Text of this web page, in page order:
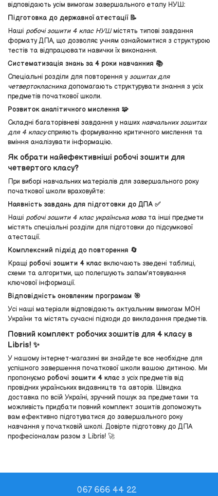
відповідають усім вимогам завершального етапу НУШ:
Підготовка до державної атестації 📝
Наші робочі зошити 4 клас НУШмістять типові завдання
формату ДПА, що дозволяє учням ознайомитися з структурою
тестів та відпрацювати навички їх виконання.
Систематизація знань за 4 роки навчанния 📚
Спеціальні розділи для повторення у зошитах для
четвертокласникадопомагають структурувати знання з усіх
предметів початкової школи.
Розвиток аналітичного мислення 🧩
Складні багаторівневі завдання у наших навчальних зошитах
для 4 класусприяють формуванню критичного мислення та
вміння аналізувати інформацію.
Як обрати найефективніші робочі зошити для
четвертого класу?
При виборі навчальних матеріалів для завершального року
початкової школи враховуйте:
Наявність завдань для підготовки до ДПА ✅
Наші робочі зошити 4 клас українська мовата інші предмети
містять спеціальні розділи для підготовки до підсумкової
атестації.
Комплексний підхід до повторення 🔄
Кращі робочі зошити 4 клас включають зведені таблиці,
схеми та алгоритми, що полегшують запам'ятовування
ключової інформації.
Відповідність оновленим програмам 🎯
Усі наші матеріали відповідають актуальним вимогам МОН
України та містять сучасні підходи до викладання предметів.
Повний комплект робочих зошитів для 4 класу в
Libris! ✨
У нашому інтернет-магазині ви знайдете все необхідне для
успішного завершення початкової школи вашою дитиною. Ми
пропонуємо робочі зошити 4 клас з усіх предметів від
провідних українських видавництв та авторів. Швидка
доставка по всій Україні, зручний пошук за предметами та
можливість придбати повний комплект зошитів допоможуть
вам ефективно підготуватися до завершального року
навчання у початковій школі. Довірте підготовку до ДПА
професіоналам разом з Libris! 🚀
067 666 44 22